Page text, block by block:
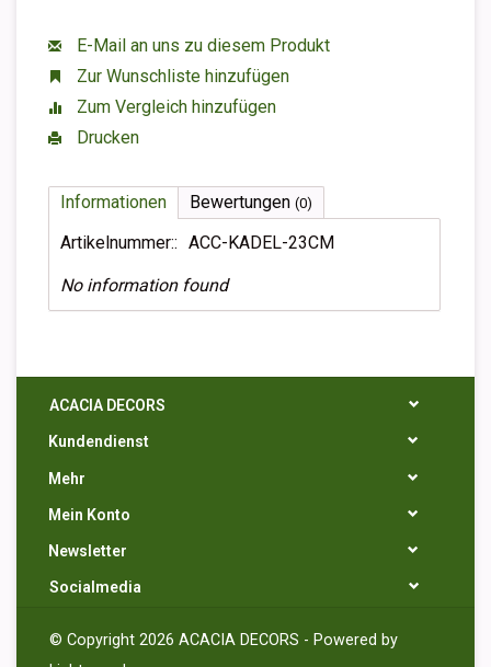
E-Mail an uns zu diesem Produkt
Zur Wunschliste hinzufügen
Zum Vergleich hinzufügen
Drucken
Informationen Bewertungen (0)
Artikelnummer:: ACC-KADEL-23CM
No information found
ACACIA DECORS
Kundendienst
Mehr
Mein Konto
Newsletter
Socialmedia
© Copyright 2026 ACACIA DECORS - Powered by